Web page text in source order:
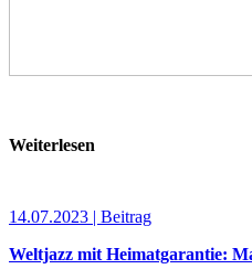
Weiterlesen
14.07.2023 | Beitrag
Weltjazz mit Heimatgarantie: